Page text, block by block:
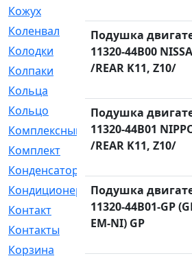
Кожух
Коленвал
[38]
Колодки
[2151]
Колпаки
[5]
Кольца
Кольцо
[272]
Комплексный
[1]
Комплект
[196]
Конденсатор
Кондиционер
[2]
Контакт
[3]
Контакты
[4]
Корзина
[1]
Подушка
11320-44B00
/REAR K11, Z10/
Подушка
11320-44B01
/REAR K11, Z10/
Подушка
11320-44B01-GP
EM-NI) GP